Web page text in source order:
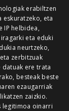
erabiltzen
eta
IP helbidea,
eta eduki
neurtzeko,
zerbitzuak
ere trata
besteak beste
ezaugarriak
zaizkio.
legitimoa oinarri